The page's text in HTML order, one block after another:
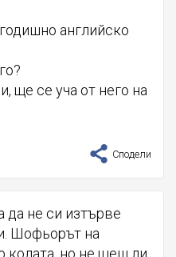
английско
ще се уча от него на
Сподели
да не си изтърве
Шофьорът на
колата, но не щеш ли,